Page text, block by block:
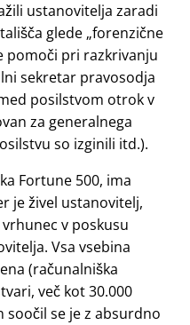
ustanovitelja zaradi
glede forenzične
pomoči pri razkrivanju
sekretar pravosodja
posilstvom otrok v
za generalnega
so izginili itd.).
Fortune 500, ima
je živel ustanovitelj,
v poskusu
Vsa vsebina
(računalniška
več kot 30.000
soočil se je z absurdno